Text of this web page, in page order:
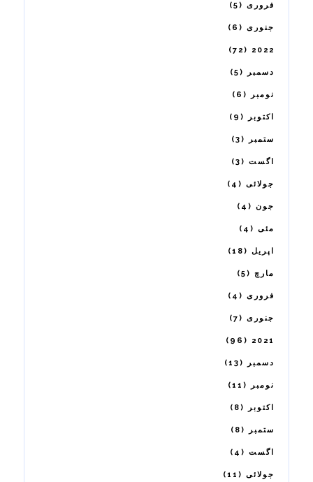
فروری 5
جنوری 6
2022
72
دسمبر 5
نومبر 6
اکتوبر 9
ستمبر 3
اگست 3
جولائی 4
جون 4
مئی 4
اپریل 18
مارچ 5
فروری 4
جنوری 7
2021
96
دسمبر 13
نومبر 11
اکتوبر 8
ستمبر 8
اگست 4
جولائی 11